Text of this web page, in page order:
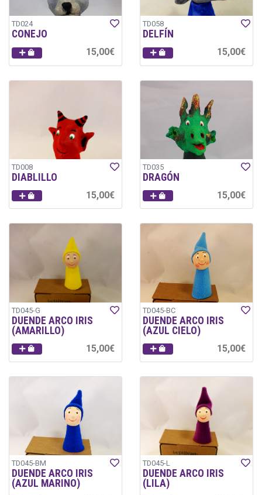
TD024
CONEJO
15,00€
TD058
DELFÍN
15,00€
TD008
DIABLILLO
15,00€
TD035
DRAGÓN
15,00€
TD045-G
DUENDE ARCO IRIS
(AMARILLO)
15,00€
TD045-BC
DUENDE ARCO IRIS
(AZUL CIELO)
15,00€
TD045-BM
DUENDE ARCO IRIS
(AZUL MARINO)
TD045-L
DUENDE ARCO IRIS
(LILA)